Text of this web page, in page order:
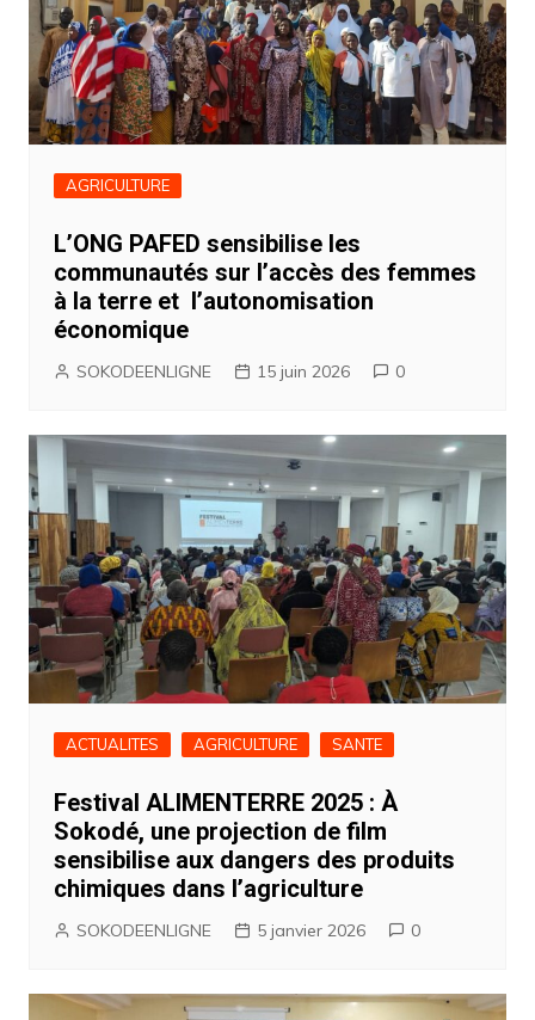
AGRICULTURE
L’ONG PAFED sensibilise les
communautés sur l’accès des femmes
à la terre et l’autonomisation
économique
SOKODEENLIGNE 15 juin 2026 0
ACTUALITES AGRICULTURE SANTE
Festival ALIMENTERRE 2025 : À
Sokodé, une projection de film
sensibilise aux dangers des produits
chimiques dans l’agriculture
SOKODEENLIGNE 5 janvier 2026 0